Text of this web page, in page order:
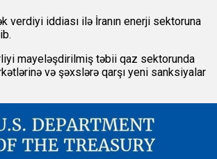
verdiyi iddiası ilə İranın enerji sektoruna
mayeləşdirilmiş təbii qaz sektorunda
və şəxslərə qarşı yeni sanksiyalar